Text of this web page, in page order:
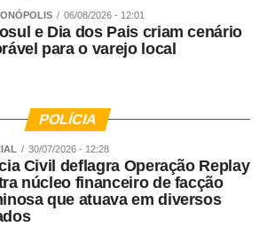
06/08/2026 - 12:01
e Dia dos Pais criam cenário
para o varejo local
POLÍCIA
30/07/2026 - 12:28
Civil deflagra Operação Replay
núcleo financeiro de facção
que atuava em diversos